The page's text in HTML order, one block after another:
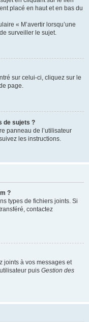
placé en haut et en bas du
« M’avertir lorsqu’une
surveiller le sujet.
sur celui-ci, cliquez sur le
page.
de sujets ?
panneau de l’utilisateur
les instructions.
?
types de fichiers joints. Si
contactez
joints à vos messages et
puis Gestion des